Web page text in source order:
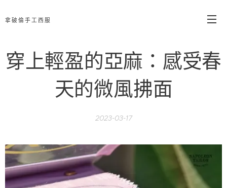
拿破倫手工西服
穿上輕盈的亞麻：感受春
天的微風拂面
2023-03-17